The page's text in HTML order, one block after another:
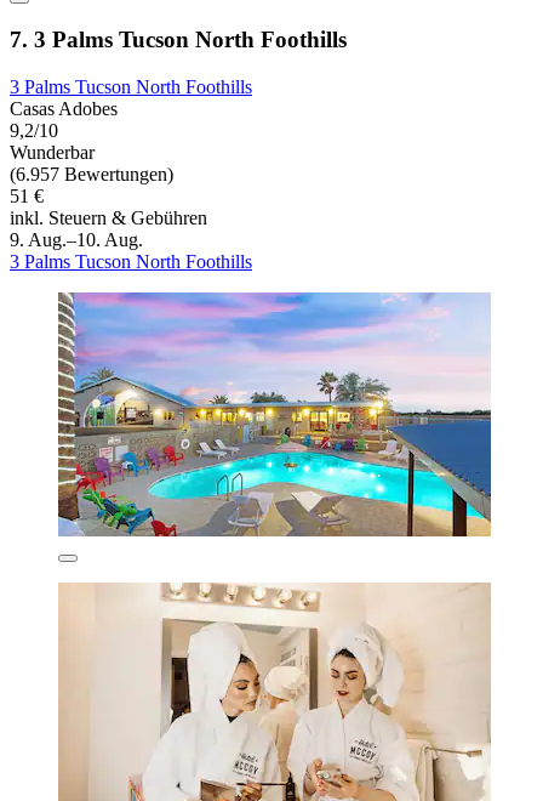
7. 3 Palms Tucson North Foothills
3 Palms Tucson North Foothills
Casas Adobes
9,2/10
Wunderbar
(6.957 Bewertungen)
51 €
inkl. Steuern & Gebühren
9. Aug.–10. Aug.
3 Palms Tucson North Foothills